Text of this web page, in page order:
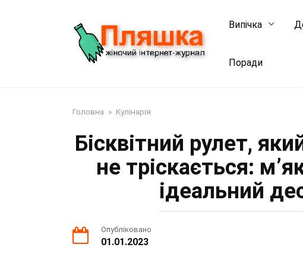
Випічка
Поради
Головна » Кулінарія
Бісквітний рулет,
не тріскається:
ідеальний
Опубліковано
01.01.2023